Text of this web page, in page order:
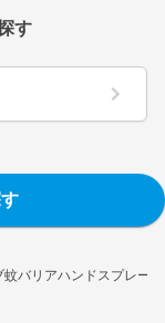
バリアハンドスプレー
す